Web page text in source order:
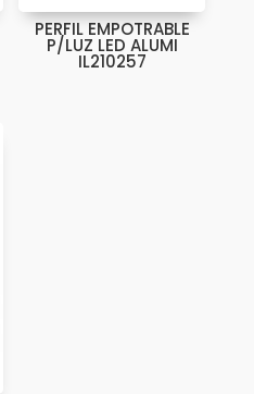
PERFIL EMPOTRABLE
P/LUZ LED ALUMI
IL210257